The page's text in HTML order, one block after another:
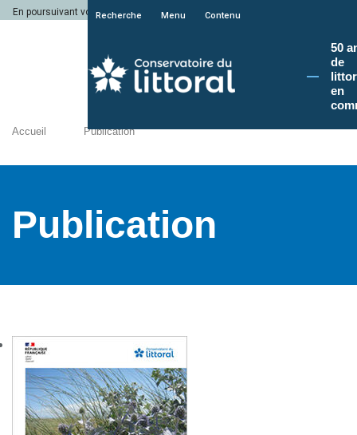
En poursuivant votre navigation sur le site du Conservatoire du littoral, vous
Recherche Menu Contenu
50
de
en
Accueil Publication
Publication